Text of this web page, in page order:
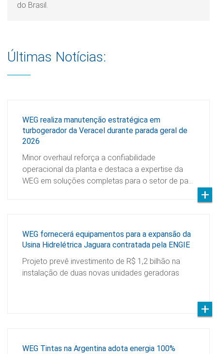
do Brasil.
Últimas Notícias:
WEG realiza manutenção estratégica em
turbogerador da Veracel durante parada geral de
2026
Minor overhaul reforça a confiabilidade
operacional da planta e destaca a expertise da
WEG em soluções completas para o setor de pa…
WEG fornecerá equipamentos para a expansão da
Usina Hidrelétrica Jaguara contratada pela ENGIE
Projeto prevê investimento de R$ 1,2 bilhão na
instalação de duas novas unidades geradoras
WEG Tintas na Argentina adota energia 100%